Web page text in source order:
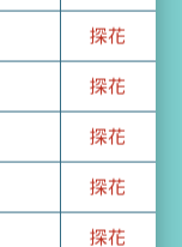
探花
探花
探花
探花
探花